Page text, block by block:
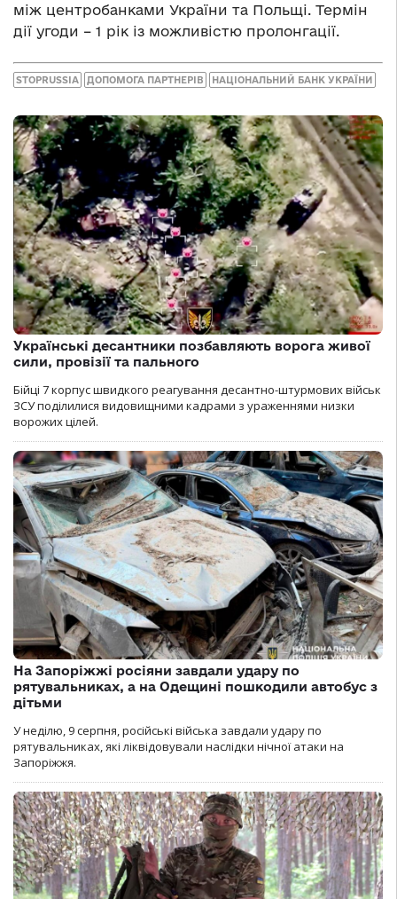
між центробанками України та Польщі. Термін
дії угоди – 1 рік із можливістю пролонгації.
STOPRUSSIA ДОПОМОГА ПАРТНЕРІВ НАЦІОНАЛЬНИЙ БАНК УКРАЇНИ
Українські десантники позбавляють ворога живої
сили, провізії та пального
Бійці 7 корпус швидкого реагування десантно-штурмових військ
ЗСУ поділилися видовищними кадрами з ураженнями низки
ворожих цілей.
На Запоріжжі росіяни завдали удару по
рятувальниках, а на Одещині пошкодили автобус з
дітьми
У неділю, 9 серпня, російські війська завдали удару по
рятувальниках, які ліквідовували наслідки нічної атаки на
Запоріжжя.